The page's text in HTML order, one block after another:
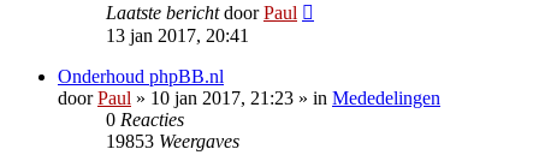
Laatste berichtdoorPaul
13 jan 2017, 20:41
Onderhoud phpBB.nl
doorPaul » 10 jan 2017, 21:23 » in Mededelingen
0 Reacties
19853 Weergaves